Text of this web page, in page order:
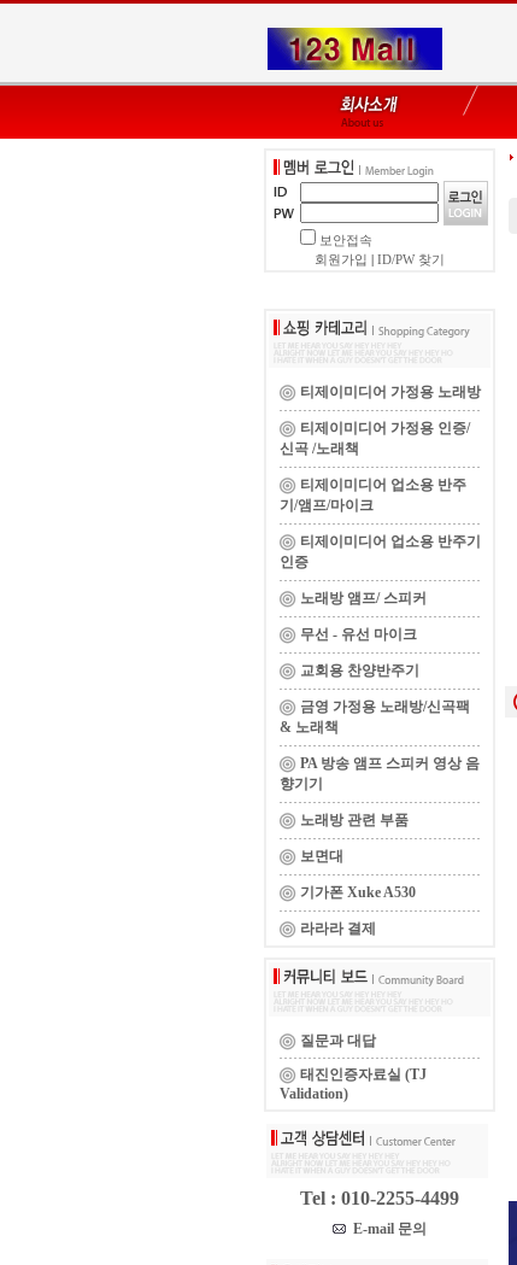
보안접속
회원가입
ID/PW 찾기
티제이미디어 가정용 노래방
티제이미디어 가정용 인증/
신곡 /노래책
티제이미디어 업소용 반주
기/앰프/마이크
티제이미디어 업소용 반주기
인증
노래방 앰프/ 스피커
무선 - 유선 마이크
교회용 찬양반주기
금영 가정용 노래방/신곡팩
& 노래책
PA 방송 앰프 스피커 영상 음
향기기
노래방 관련 부품
보면대
기가폰 Xuke A530
라라라 결제
질문과 대답
태진인증자료실 (TJ
Validation)
Tel : 010-2255-4499
E-mail 문의